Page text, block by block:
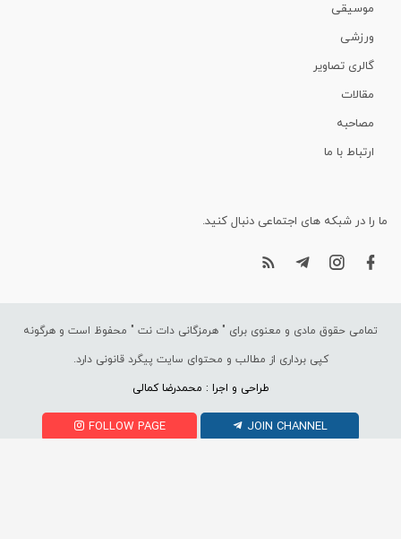
موسیقی
ورزشی
گالری تصاویر
مقالات
مصاحبه
ارتباط با ما
ما را در شبکه های اجتماعی دنبال کنید.
تمامی حقوق مادی و معنوی برای " هرمزگانی دات نت " محفوظ است و هرگونه
کپی برداری از مطالب و محتوای سایت پیگرد قانونی دارد.
طراحی و اجرا : محمدرضا کمالی
FOLLOW PAGE JOIN CHANNEL